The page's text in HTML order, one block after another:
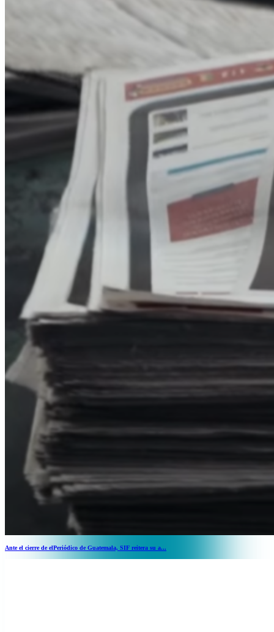
Ante el cierre de elPeriódico de Guatemala, SIF reitera su a...